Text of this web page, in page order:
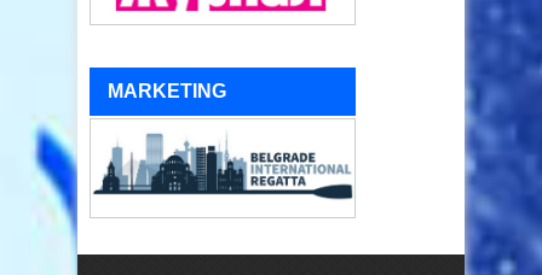
MARKETING